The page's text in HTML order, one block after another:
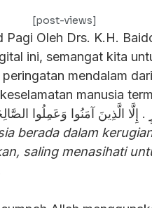
[post-views]
Oleh Drs. K.H.
ini, semangat kita
mendalam
manusia
الَّذِينَ آمَنُوا وَعَمِلُوا
berada dalam
saling menasihati